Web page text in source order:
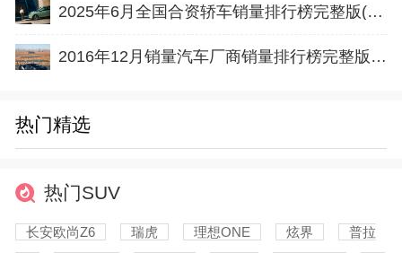
2025年6月全国合资轿车销量排行榜完整版(零售量
2016年12月销量汽车厂商销量排行榜完整版名单
热门精选
热门SUV
长安欧尚Z6 瑞虎 理想ONE 炫界
普拉